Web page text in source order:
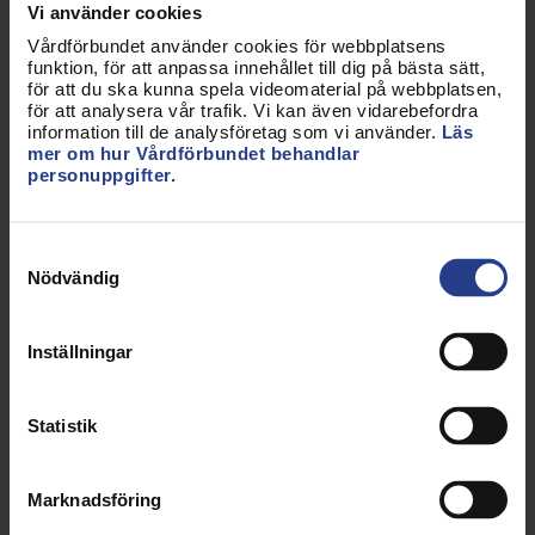
Vi använder cookies
Vårdförbundet använder cookies för webbplatsens
funktion, för att anpassa innehållet till dig på bästa sätt,
för att du ska kunna spela videomaterial på webbplatsen,
för att analysera vår trafik. Vi kan även vidarebefordra
information till de analysföretag som vi använder. Läs
mer om hur Vårdförbundet behandlar
personuppgifter.
Nödvändig
Inställningar
Statistik
Marknadsföring
om patienterna. Och själv kan hon både vara en
resurs för sina kollegor och få mer kunskap.
– Jag lär mig mycket om mig själv, om
organisationer och arbetsmiljö. Många har
fördomar om att facket bara vill bråka, så är det
inte. Det handlar om att vara en samverkanspartner
FÖRTROENDEVALD
1. Du får möjlighet att vara delaktig i hela
besluten tas, som rör dig, dina kollegor och
arbetsplatsen.